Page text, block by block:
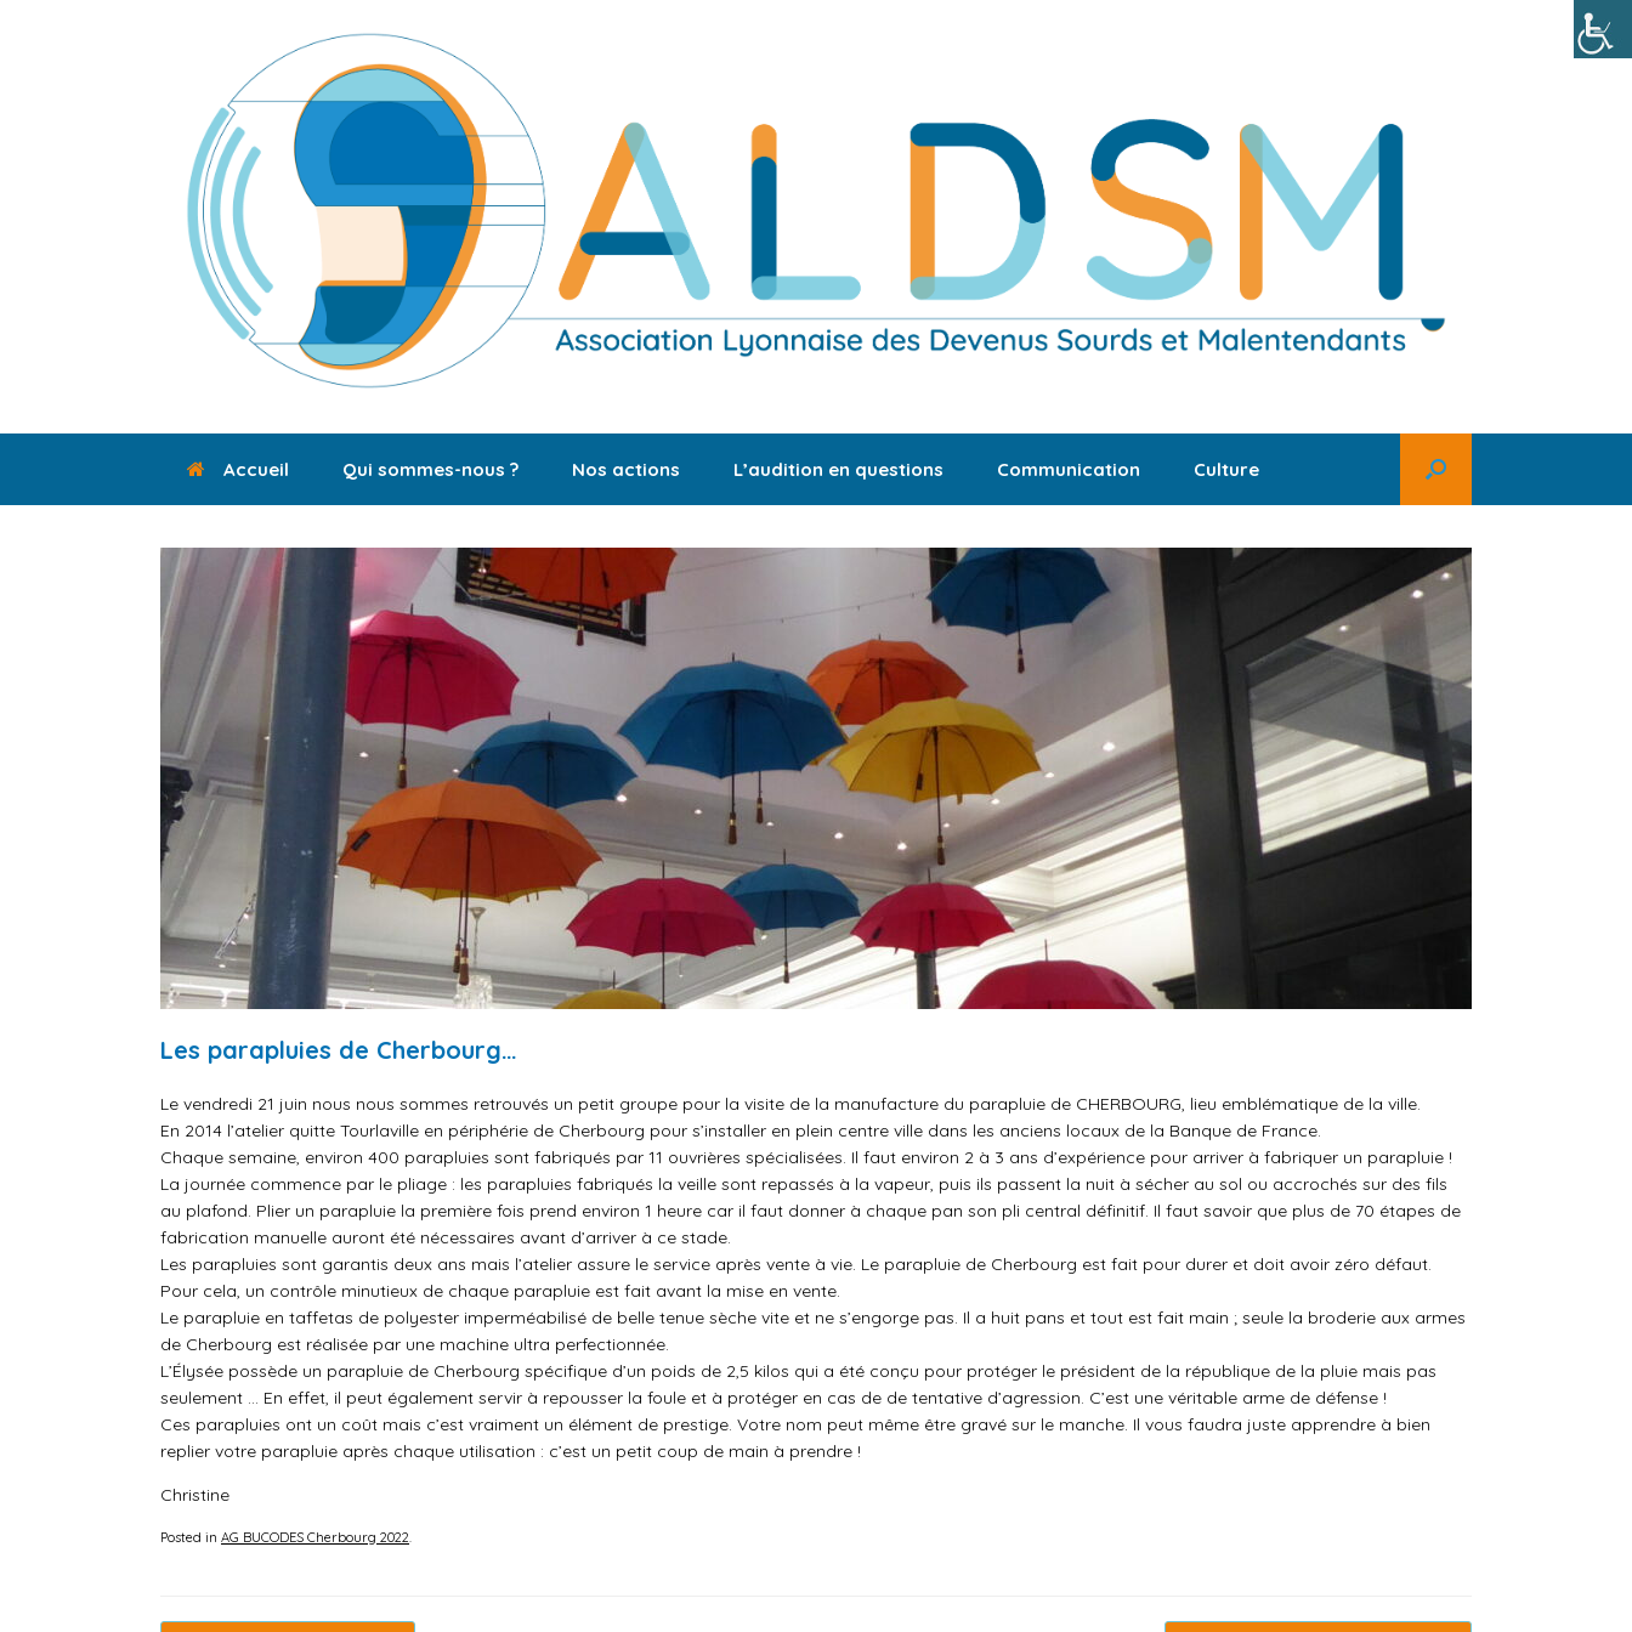
Accueil Qui sommes-nous ? Nos actions L’audition en questions Communication Culture
Les parapluies de Cherbourg…
Le vendredi 21 juin nous nous sommes retrouvés un petit groupe pour la visite de la manufacture du parapluie de CHERBOURG, lieu emblématique de la ville.
En 2014 l’atelier quitte Tourlaville en périphérie de Cherbourg pour s’installer en plein centre ville dans les anciens locaux de la Banque de France.
Chaque semaine, environ 400 parapluies sont fabriqués par 11 ouvrières spécialisées. Il faut environ 2 à 3 ans d’expérience pour arriver à fabriquer un parapluie !
La journée commence par le pliage : les parapluies fabriqués la veille sont repassés à la vapeur, puis ils passent la nuit à sécher au sol ou accrochés sur des fils
au plafond. Plier un parapluie la première fois prend environ 1 heure car il faut donner à chaque pan son pli central définitif. Il faut savoir que plus de 70 étapes de
fabrication manuelle auront été nécessaires avant d’arriver à ce stade.
Les parapluies sont garantis deux ans mais l’atelier assure le service après vente à vie. Le parapluie de Cherbourg est fait pour durer et doit avoir zéro défaut.
Pour cela, un contrôle minutieux de chaque parapluie est fait avant la mise en vente.
Le parapluie en taffetas de polyester imperméabilisé de belle tenue sèche vite et ne s’engorge pas. Il a huit pans et tout est fait main ; seule la broderie aux armes
de Cherbourg est réalisée par une machine ultra perfectionnée.
L’Élysée possède un parapluie de Cherbourg spécifique d’un poids de 2,5 kilos qui a été conçu pour protéger le président de la république de la pluie mais pas
seulement … En effet, il peut également servir à repousser la foule et à protéger en cas de de tentative d’agression. C’est une véritable arme de défense !
Ces parapluies ont un coût mais c’est vraiment un élément de prestige. Votre nom peut même être gravé sur le manche. Il vous faudra juste apprendre à bien
replier votre parapluie après chaque utilisation : c’est un petit coup de main à prendre !
Christine
Posted in AG BUCODES Cherbourg 2022.